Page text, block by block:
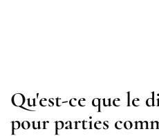
Qu'est-ce que le
pour parties